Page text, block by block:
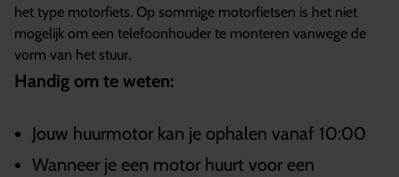
het type motorfiets. Op sommige motorfietsen is het niet
mogelijk om een telefoonhouder te monteren vanwege de
vorm van het stuur.
Handig om te weten:
Jouw huurmotor kan je ophalen vanaf 10:00
Wanneer je een motor huurt voor een